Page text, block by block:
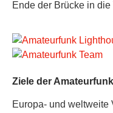
Ende der Brücke in
Ziele der
Europa- und weltweite